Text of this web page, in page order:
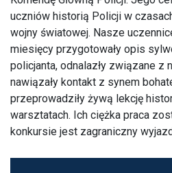
uczniów historią Policji w
wojny światowej. Nasze
miesięcy przygotowały opis
policjanta, odnalazły związane z
nawiązały kontakt z synem
przeprowadziły żywą lekcję
warsztatach. Ich ciężka praca
konkursie jest zagraniczny